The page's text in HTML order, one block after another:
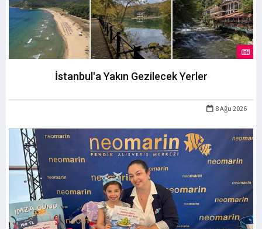
İstanbul'a Yakın Gezilecek Yerler
8 Ağu 2026